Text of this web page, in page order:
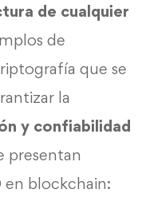
de cualquier
de
que se
la
y confiabilidad
presentan
en blockchain: